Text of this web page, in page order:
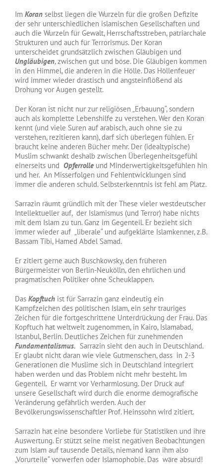
Im Koran selbst liegen die Wurzeln für die großen Defizite
der sehr unterschiedlichen islamischen Gesellschaften und
auch die Wurzeln für Gewalt, Herrschaftsstreben, patriarchale
Strukturen und auch für Terrorismus. Der Koran
unterscheidet grundsätzlich zwischen Gläubigen und
Ungläubigen, zwischen gut und böse. Die Gläubigen kommen
in den Himmel, die anderen in die Hölle. Das Höllenfeuer
wird immer wieder drastisch und angsteinflößend als
Drohung vor Augen gestellt.
Der Koran ist nicht nur zur religiösen „Erbauung“, sondern
auch als komplette Lebenshilfe zu verstehen. Wer den Koran
kennt (und viele Suren auf arabisch, auch ohne sie zu
verstehen, rezitieren kann), darf sich überlegen fühlen. Er
braucht keine anderen Bücher mehr. Der (idealtypische)
Muslim schwankt deshalb zwischen Überlegenheitsgefühl
einerseits und Opferrolle und Minderwertigkeitsgefühlen hin
und her. An Misserfolgen und Fehlentwicklungen sind
immer die anderen schuld. Selbsterkenntnis ist fehl am Platz.
Sarrazin räumt gründlich mit der These vieler westdeutscher
Intellektueller auf, der Islamismus (und Terror) habe nichts
mit dem Islam zu tun. Ganz im Gegenteil. Er bezieht sich
immer wieder auf „liberale“ und aufgeklärte Islamkenner, z.B.
Bassam Tibi, Hamed Abdel Samad.
Er zitiert gerne auch Buschkowsky, den früheren
Bürgermeister von Berlin-Neukölln, den ehrlichen und
pragmatischen Politiker ohne Scheuklappen.
Das Kopftuch ist für Sarrazin ganz eindeutig ein
Kampfzeichen des politischen Islam, ein sehr trauriges
Zeichen für die fortgeschrittene Unterdrückung der Frau. Das
Kopftuch hat weltweit zugenommen, in Kairo, Islamabad,
Istanbul, Berlin. Deutliches Zeichen für zunehmenden
Fundamentalismus. Sarrazin sieht den auch in Deutschland.
Er glaubt nicht daran wie viele Gutmenschen, dass in 2-3
Generationen die Muslime sich in Deutschland integriert
haben werden und das Problem nicht mehr besteht. Im
Gegenteil. Er warnt vor Verharmlosung. Der Druck auf
unsere Gesellschaft wird durch die enorme demografische
Veränderung gefährlich werden. Auch der
Bevölkerungswissenschaftler Prof. Heinssohn wird zitiert.
Sarrazin hat eine besondere Vorliebe für Statistiken und ihre
Auswertung. Er stützt seine meist negativen Beobachtungen
zum Islam auf tausende Details, niemand kann ihm also
„Vorurteile“ vorwerfen oder Islamophobie. Das wäre absurd!